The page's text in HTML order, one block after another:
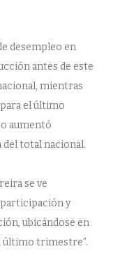
desempleo en
antes de este
mientras
el último
aumentó
total nacional.
se ve
participación y
ubicándose en
último trimestre”.